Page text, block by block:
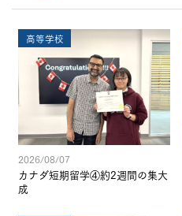
高等学校
2026/08/07
カナダ短期留学④約2週間の集大
成